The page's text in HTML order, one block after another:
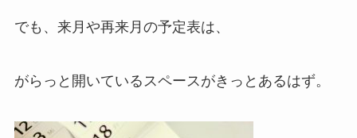
でも、来月や再来月の予定表は、
がらっと開いているスペースがきっとあるはず。